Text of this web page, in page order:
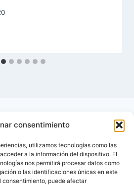
consentimiento
utilizamos tecnologías como las
a la información del dispositivo. El
nos permitirá procesar datos como
o las identificaciones únicas en este
consentimiento, puede afectar